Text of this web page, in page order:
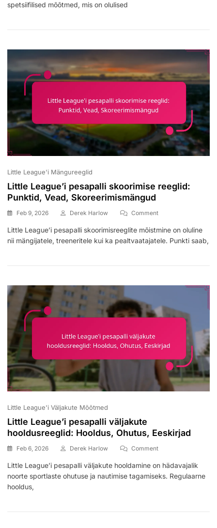
Mõõtmed,
Paigutus
spetsiifilised mõõtmed, mis on olulised
Little League'i Mängureeglid
Little League’i pesapalli skoorimise reeglid:
Punktid, Vead, Skoreerimismängud
Feb 9, 2026 Derek Harlow CommentOn
League’i
Pesapalli
Punktid,
Skoreerimismängud
Little League’i pesapalli skoorimisreeglite mõistmine on oluline
nii mängijatele, treeneritele kui ka pealtvaatajatele. Punkti saab,
Little League'i Väljakute Mõõtmed
Little League’i pesapalli väljakute
hooldusreeglid: Hooldus, Ohutus, Eeskirjad
Feb 6, 2026 Derek Harlow CommentOn
League’i
Pesapalli
Ohutus,
Little League’i pesapalli väljakute hooldamine on hädavajalik
noorte sportlaste ohutuse ja nautimise tagamiseks. Regulaarne
hooldus,